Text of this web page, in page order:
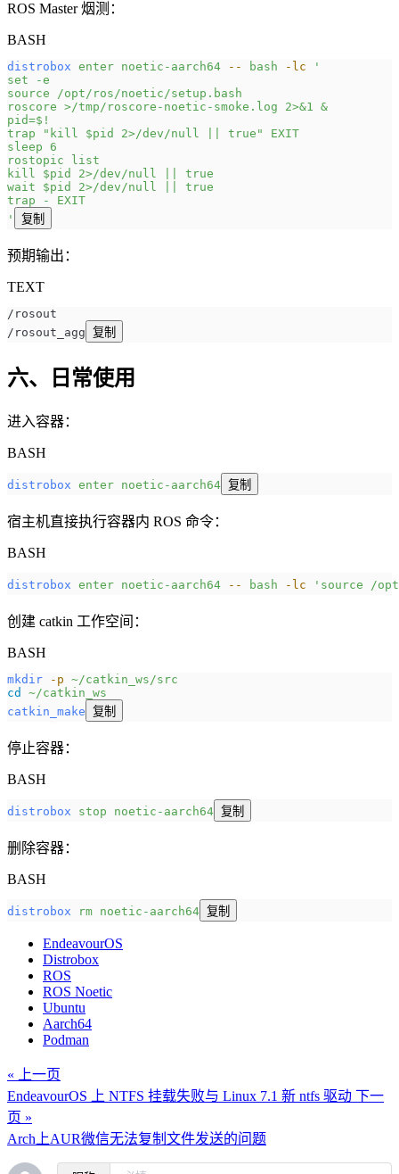
ROS Master 烟测：
BASH
distrobox enter noetic-aarch64 -- bash -lc '
set -e
source /opt/ros/noetic/setup.bash
roscore >/tmp/roscore-noetic-smoke.log 2>&1 &
pid=$!
trap "kill $pid 2>/dev/null || true" EXIT
sleep 6
rostopic list
kill $pid 2>/dev/null || true
wait $pid 2>/dev/null || true
trap - EXIT
'
复制
预期输出：
TEXT
/rosout
/rosout_agg 复制
六、日常使用
进入容器：
BASH
distrobox enter noetic-aarch64 复制
宿主机直接执行容器内 ROS 命令：
BASH
distrobox enter noetic-aarch64 -- bash -lc 'source /
创建 catkin 工作空间：
BASH
mkdir -p ~/catkin_ws/src
cd
~/catkin_ws
catkin_make 复制
停止容器：
BASH
distrobox stop noetic-aarch64 复制
删除容器：
BASH
distrobox rm noetic-aarch64 复制
EndeavourOS
Distrobox
ROS
ROS Noetic
Ubuntu
Aarch64
Podman
« 上一页
EndeavourOS 上 NTFS 挂载失败与 Linux 7.1 新 ntfs 驱动 下一
页 »
Arch上AUR微信无法复制文件发送的问题